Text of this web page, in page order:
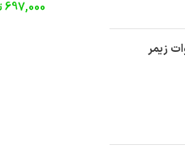
697,000